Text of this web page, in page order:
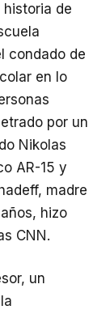
de
condado de
en lo
por un
Nikolas
AR-15 y
madre
hizo
CNN.
un